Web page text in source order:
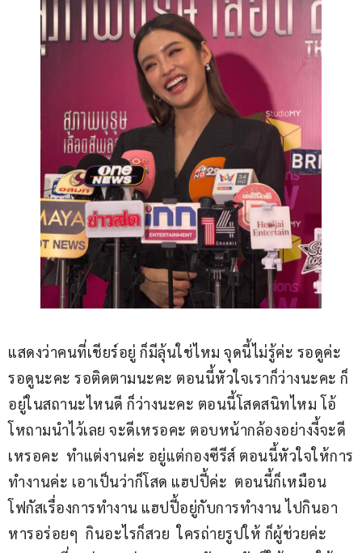
แสดงว่าคนที่เชียร์อยู่ ก็มีลุ้นใช่ไหม จุดนี้ไม่รู้ค่ะ รอดูค่ะ
รอดูนะคะ รอติดตามนะคะ ตอนนี้หัวใจเราก็ว่างนะคะ ก็
อยู่ในสถานะไหนดี ก็ว่างนะคะ ตอนนี้โสดสนิทไหม โอ้
โหถามนำไว้เลย จะดีเหรอคะ ตอบหน้ากล้องอย่างงี้จะดี
เหรอคะ  ทำแต่งานค่ะ อยู่แต่กองซีรีส์ ตอนนี้หัวใจให้การ
ทำงานค่ะ เอาเป็นว่าก็โสด แฮปปี้ค่ะ  ตอนนี้ก็เหมือน
โฟกัสเรื่องการทำงาน แฮปปี้อยู่กับการทำงาน ไปกินอา
หารอร่อยๆ  กินอะไรก็สวย  ใครถ่ายรูปให้ ก็ผู้ช่วยค่ะ